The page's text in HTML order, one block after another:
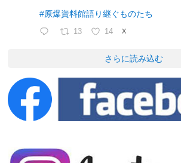
#原爆資料館語り継ぐものたち
13 14 X
さらに読み込む